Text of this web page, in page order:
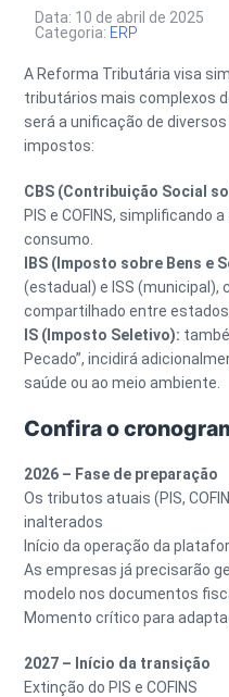
Data: 10 de abril de 2025
Categoria: ERP
A Reforma Tributária visa
tributários mais complexos
será a unificação de
impostos:
CBS (Contribuição Social
PIS e COFINS, simplificando
consumo.
IBS (Imposto sobre Bens e
(estadual) e ISS (municipal),
compartilhado entre estados
IS (Imposto Seletivo):
Pecado”, incidirá
saúde ou ao meio ambiente.
Confira o
2026 – Fase de preparação
Os tributos atuais (PIS,
inalterados
Início da operação da
As empresas já precisarão
modelo nos documentos
Momento crítico para
2027 – Início da transição
Extinção do PIS e COFINS